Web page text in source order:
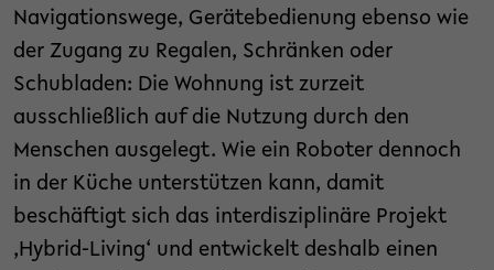
Navigationswege, Gerätebedienung ebenso wie
der Zugang zu Regalen, Schränken oder
Schubladen: Die Wohnung ist zurzeit
ausschließlich auf die Nutzung durch den
Menschen ausgelegt. Wie ein Roboter dennoch
in der Küche unterstützen kann, damit
beschäftigt sich das interdisziplinäre Projekt
‚Hybrid-Living‘ und entwickelt deshalb einen